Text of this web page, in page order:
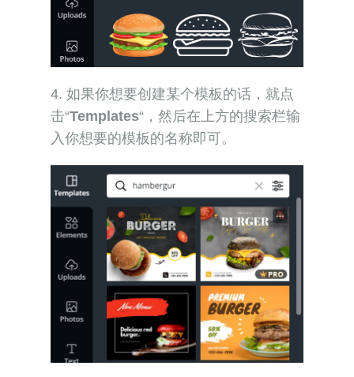
4. 如果你想要创建某个模板的话，就点
击“Templates“，然后在上方的搜索栏输
入你想要的模板的名称即可。